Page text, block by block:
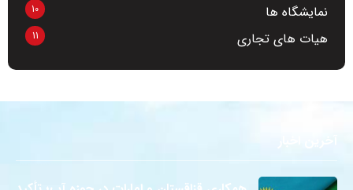
نمایشگاه ها 10
هیات های تجاری 11